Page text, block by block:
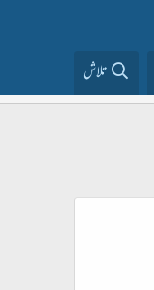
تلاش